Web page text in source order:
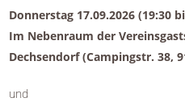
Donnerstag 17.09.2026 (19:30
Im Nebenraum der
Dechsendorf (Campingstr. 38,
und